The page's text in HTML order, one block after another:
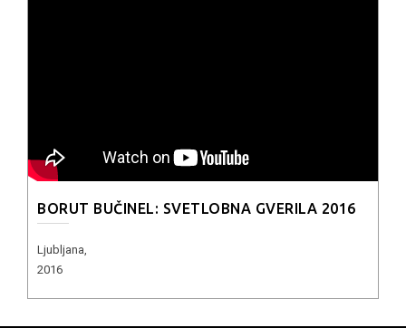
BORUT BUČINEL: SVETLOBNA GVERILA 2016
Ljubljana,
2016